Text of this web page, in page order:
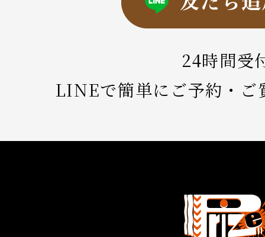
24時間受
LINEで簡単にご予約・ご